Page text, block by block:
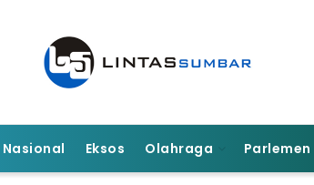
Nasional Eksos Olahraga Parlemen